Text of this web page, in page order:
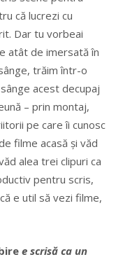
că lucrezi cu
Dar tu vorbeai
atât de imersată în
trăim într-o
acest decupaj
– prin montaj,
pe care îi cunosc
filme acasă și văd
alea trei clipuri ca
pentru scris,
e util să vezi filme,
e scrisă ca un